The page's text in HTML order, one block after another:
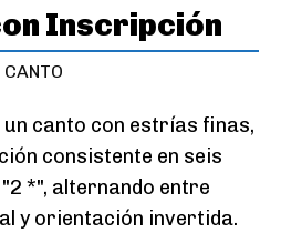
Inscripción
CANTO
un canto con estrías finas,
consistente en seis
*", alternando entre
y orientación invertida.